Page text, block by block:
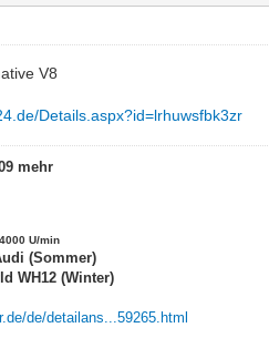
V8
Details.aspx?id=lrhuwsfbk3zr
mehr
U/min
(Sommer)
WH12 (Winter)
de/detailans...59265.html